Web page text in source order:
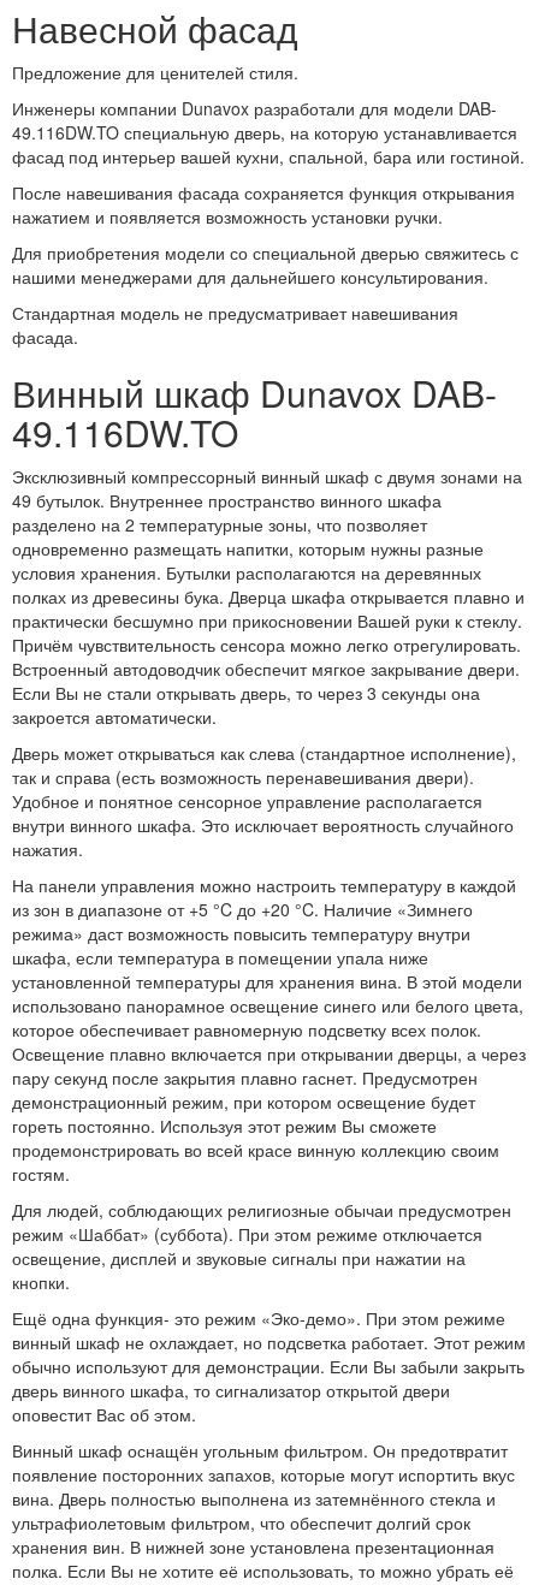
Навесной фасад
Предложение для ценителей стиля.
Инженеры компании Dunavox разработали для модели DAB-
49.116DW.TO специальную дверь, на которую устанавливается
фасад под интерьер вашей кухни, спальной, бара или гостиной.
После навешивания фасада сохраняется функция открывания
нажатием и появляется возможность установки ручки.
Для приобретения модели со специальной дверью свяжитесь с
нашими менеджерами для дальнейшего консультирования.
Стандартная модель не предусматривает навешивания
фасада.
Винный шкаф Dunavox DAB-
49.116DW.TO
Эксклюзивный компрессорный винный шкаф с двумя зонами на
49 бутылок. Внутреннее пространство винного шкафа
разделено на 2 температурные зоны, что позволяет
одновременно размещать напитки, которым нужны разные
условия хранения. Бутылки располагаются на деревянных
полках из древесины бука. Дверца шкафа открывается плавно и
практически бесшумно при прикосновении Вашей руки к стеклу.
Причём чувствительность сенсора можно легко отрегулировать.
Встроенный автодоводчик обеспечит мягкое закрывание двери.
Если Вы не стали открывать дверь, то через 3 секунды она
закроется автоматически.
Дверь может открываться как слева (стандартное исполнение),
так и справа (есть возможность перенавешивания двери).
Удобное и понятное сенсорное управление располагается
внутри винного шкафа. Это исключает вероятность случайного
нажатия.
На панели управления можно настроить температуру в каждой
из зон в диапазоне от +5 °C до +20 °C. Наличие «Зимнего
режима» даст возможность повысить температуру внутри
шкафа, если температура в помещении упала ниже
установленной температуры для хранения вина. В этой модели
использовано панорамное освещение синего или белого цвета,
которое обеспечивает равномерную подсветку всех полок.
Освещение плавно включается при открывании дверцы, а через
пару секунд после закрытия плавно гаснет. Предусмотрен
демонстрационный режим, при котором освещение будет
гореть постоянно. Используя этот режим Вы сможете
продемонстрировать во всей красе винную коллекцию своим
гостям.
Для людей, соблюдающих религиозные обычаи предусмотрен
режим «Шаббат» (суббота). При этом режиме отключается
освещение, дисплей и звуковые сигналы при нажатии на
кнопки.
Ещё одна функция- это режим «Эко-демо». При этом режиме
винный шкаф не охлаждает, но подсветка работает. Этот режим
обычно используют для демонстрации. Если Вы забыли закрыть
дверь винного шкафа, то сигнализатор открытой двери
оповестит Вас об этом.
Винный шкаф оснащён угольным фильтром. Он предотвратит
появление посторонних запахов, которые могут испортить вкус
вина. Дверь полностью выполнена из затемнённого стекла и
ультрафиолетовым фильтром, что обеспечит долгий срок
хранения вин. В нижней зоне установлена презентационная
полка. Если Вы не хотите её использовать, то можно убрать её